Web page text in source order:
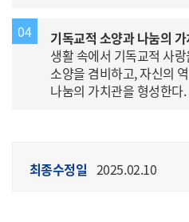
04
기독교적 소양과 나눔의
생활 속에서 기독교적 사
소양을 겸비하고, 자신의
나눔의 가치관을 형성한다.
최종수정일 2025.02.10